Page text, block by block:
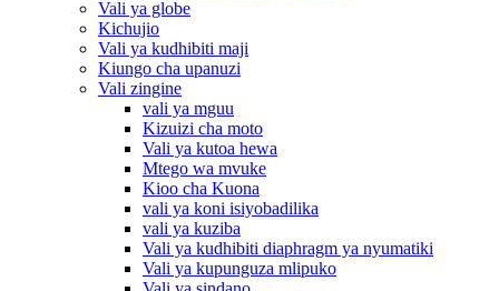
Vali ya globe
Kichujio
Vali ya kudhibiti maji
Kiungo cha upanuzi
Vali zingine
vali ya mguu
Kizuizi cha moto
Vali ya kutoa hewa
Mtego wa mvuke
Kioo cha Kuona
vali ya koni isiyobadilika
vali ya kuziba
Vali ya kudhibiti diaphragm ya nyumatiki
Vali ya kupunguza mlipuko